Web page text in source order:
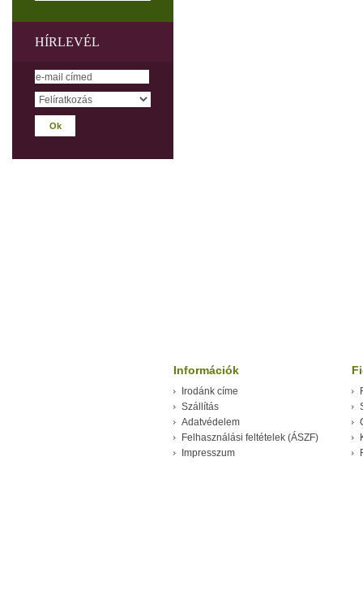
HÍRLEVÉL
Információk
Irodánk címe
Szállítás
Adatvédelem
Felhasználási feltételek (ÁSZF)
Impresszum